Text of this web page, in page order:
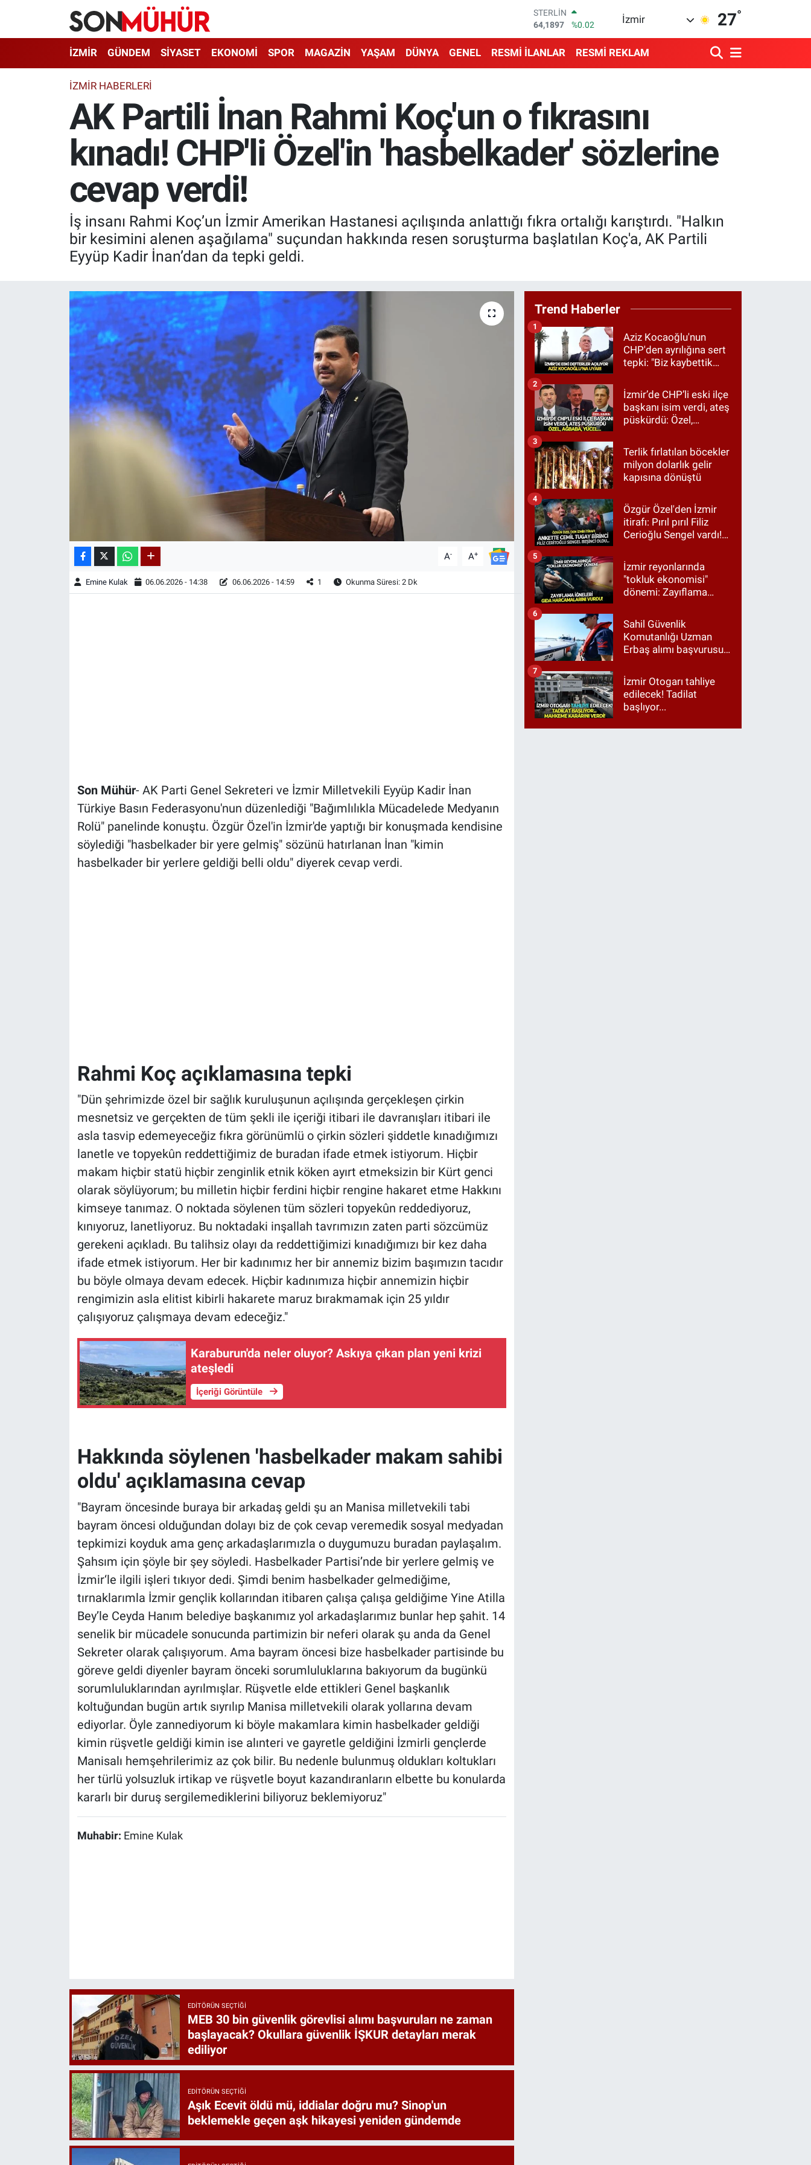
STERLİN
64,1897
%0.02
GRAM ALTIN
6574.81
%1.44
DOLAR
47,7069
%0.17
55,0265
%0.01
İzmir 27°
İZMİR GÜNDEM SİYASET EKONOMİ SPOR MAGAZİN YAŞAM DÜNYA GENEL RESMİ İLANLAR RESMİ REKLAM
İZMIR HABERLERI
AK Partili İnan Rahmi Koç'un o fıkrasını
kınadı! CHP'li Özel'in 'hasbelkader' sözlerine
cevap verdi!
İş insanı Rahmi Koç’un İzmir Amerikan Hastanesi açılışında anlattığı fıkra ortalığı karıştırdı. "Halkın
bir kesimini alenen aşağılama" suçundan hakkında resen soruşturma başlatılan Koç'a, AK Partili
Eyyüp Kadir İnan’dan da tepki geldi.
A- A+
Emine Kulak 06.06.2026 - 14:38 06.06.2026 - 14:59 1 Okunma Süresi: 2 Dk
Son Mühür- AK Parti Genel Sekreteri ve İzmir Milletvekili Eyyüp Kadir İnan
Türkiye Basın Federasyonu'nun düzenlediği "Bağımlılıkla Mücadelede Medyanın
Rolü" panelinde konuştu. Özgür Özel'in İzmir'de yaptığı bir konuşmada kendisine
söylediği "hasbelkader bir yere gelmiş" sözünü hatırlanan İnan "kimin
hasbelkader bir yerlere geldiği belli oldu" diyerek cevap verdi.
Rahmi Koç açıklamasına tepki
"Dün şehrimizde özel bir sağlık kuruluşunun açılışında gerçekleşen çirkin
mesnetsiz ve gerçekten de tüm şekli ile içeriği itibari ile davranışları itibari ile
asla tasvip edemeyeceğiz fıkra görünümlü o çirkin sözleri şiddetle kınadığımızı
lanetle ve topyekûn reddettiğimiz de buradan ifade etmek istiyorum. Hiçbir
makam hiçbir statü hiçbir zenginlik etnik köken ayırt etmeksizin bir Kürt genci
olarak söylüyorum; bu milletin hiçbir ferdini hiçbir rengine hakaret etme Hakkını
kimseye tanımaz. O noktada söylenen tüm sözleri topyekûn reddediyoruz,
kınıyoruz, lanetliyoruz. Bu noktadaki inşallah tavrımızın zaten parti sözcümüz
gerekeni açıkladı. Bu talihsiz olayı da reddettiğimizi kınadığımızı bir kez daha
ifade etmek istiyorum. Her bir kadınımız her bir annemiz bizim başımızın tacıdır
bu böyle olmaya devam edecek. Hiçbir kadınımıza hiçbir annemizin hiçbir
rengimizin asla elitist kibirli hakarete maruz bırakmamak için 25 yıldır
çalışıyoruz çalışmaya devam edeceğiz."
Karaburun'da neler oluyor? Askıya çıkan plan yeni krizi
ateşledi
İçeriği Görüntüle
Hakkında söylenen 'hasbelkader makam sahibi
oldu' açıklamasına cevap
"Bayram öncesinde buraya bir arkadaş geldi şu an Manisa milletvekili tabi
bayram öncesi olduğundan dolayı biz de çok cevap veremedik sosyal medyadan
tepkimizi koyduk ama genç arkadaşlarımızla o duygumuzu buradan paylaşalım.
Şahsım için şöyle bir şey söyledi. Hasbelkader Partisi’nde bir yerlere gelmiş ve
İzmir‘le ilgili işleri tıkıyor dedi. Şimdi benim hasbelkader gelmediğime,
tırnaklarımla İzmir gençlik kollarından itibaren çalışa çalışa geldiğime Yine Atilla
Bey’le Ceyda Hanım belediye başkanımız yol arkadaşlarımız bunlar hep şahit. 14
senelik bir mücadele sonucunda partimizin bir neferi olarak şu anda da Genel
Sekreter olarak çalışıyorum. Ama bayram öncesi bize hasbelkader partisinde bu
göreve geldi diyenler bayram önceki sorumluluklarına bakıyorum da bugünkü
sorumluluklarından ayrılmışlar. Rüşvetle elde ettikleri Genel başkanlık
koltuğundan bugün artık sıyrılıp Manisa milletvekili olarak yollarına devam
ediyorlar. Öyle zannediyorum ki böyle makamlara kimin hasbelkader geldiği
kimin rüşvetle geldiği kimin ise alınteri ve gayretle geldiğini İzmirli gençlerde
Manisalı hemşehrilerimiz az çok bilir. Bu nedenle bulunmuş oldukları koltukları
her türlü yolsuzluk irtikap ve rüşvetle boyut kazandıranların elbette bu konularda
kararlı bir duruş sergilemediklerini biliyoruz beklemiyoruz"
Muhabir: Emine Kulak
EDITÖRÜN SEÇTIĞI
MEB 30 bin güvenlik görevlisi alımı başvuruları ne zaman
başlayacak? Okullara güvenlik İŞKUR detayları merak
ediliyor
EDITÖRÜN SEÇTIĞI
Aşık Ecevit öldü mü, iddialar doğru mu? Sinop'un
beklemekle geçen aşk hikayesi yeniden gündemde
Trend Haberler
Aziz Kocaoğlu'nun
CHP'den ayrılığına sert
tepki: "Biz kaybettik
etmedik"
1
İzmir’de CHP’li eski ilçe
başkanı isim verdi, ateş
püskürdü: Özel,
2
Terlik fırlatılan böcekler
milyon dolarlık gelir
kapısına dönüştü
3
Özgür Özel'den İzmir
itirafı: Pırıl pırıl Filiz
Cerioğlu Sengel vardı!
Tugay birinci çıktı
4
İzmir reyonlarında
"tokluk ekonomisi"
dönemi: Zayıflama
harcamalarını vurdu!
5
Sahil Güvenlik
Komutanlığı Uzman
Erbaş alımı başvurusu
başvuru şartları neler?
6
İzmir Otogarı tahliye
edilecek! Tadilat
başlıyor...
7
İzmir Nöbetçi Eczaneler
İzmir Hava Durumu
İzmir Namaz Vakitleri
İzmir Trafik Yoğunluk Haritası
Süper Lig Puan Durumu ve Fikstür
Tüm Manşetler
Son Dakika Haberleri
Haber Arşivi